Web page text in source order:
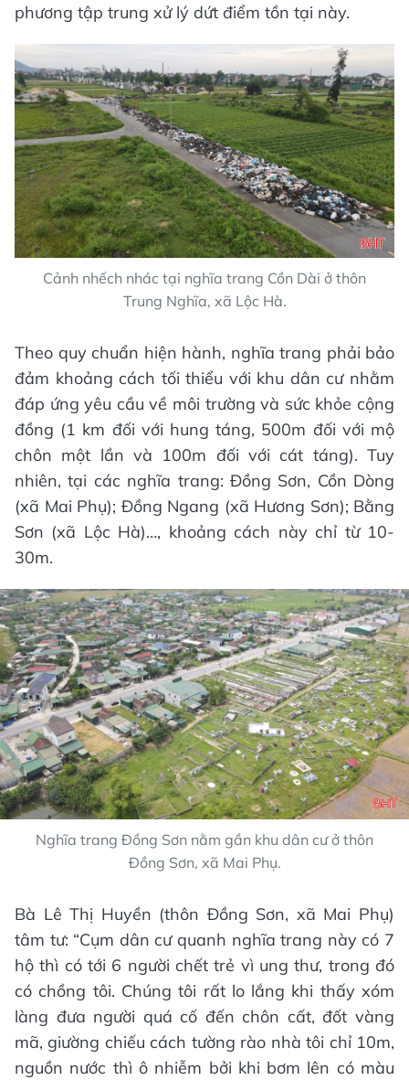
phương tập trung xử lý dứt điểm tồn tại này.
Cảnh nhếch nhác tại nghĩa trang Cồn Dài ở thôn
Trung Nghĩa, xã Lộc Hà.
Theo quy chuẩn hiện hành, nghĩa trang phải bảo
đảm khoảng cách tối thiểu với khu dân cư nhằm
đáp ứng yêu cầu về môi trường và sức khỏe cộng
đồng (1 km đối với hung táng, 500m đối với mộ
chôn một lần và 100m đối với cát táng). Tuy
nhiên, tại các nghĩa trang: Đồng Sơn, Cồn Dòng
(xã Mai Phụ); Đồng Ngang (xã Hương Sơn); Bằng
Sơn (xã Lộc Hà)…, khoảng cách này chỉ từ 10-
30m.
Nghĩa trang Đồng Sơn nằm gần khu dân cư ở thôn
Đồng Sơn, xã Mai Phụ.
Bà Lê Thị Huyền (thôn Đồng Sơn, xã Mai Phụ)
tâm tư: “Cụm dân cư quanh nghĩa trang này có 7
hộ thì có tới 6 người chết trẻ vì ung thư, trong đó
có chồng tôi. Chúng tôi rất lo lắng khi thấy xóm
làng đưa người quá cố đến chôn cất, đốt vàng
mã, giường chiếu cách tường rào nhà tôi chỉ 10m,
nguồn nước thì ô nhiễm bởi khi bơm lên có màu